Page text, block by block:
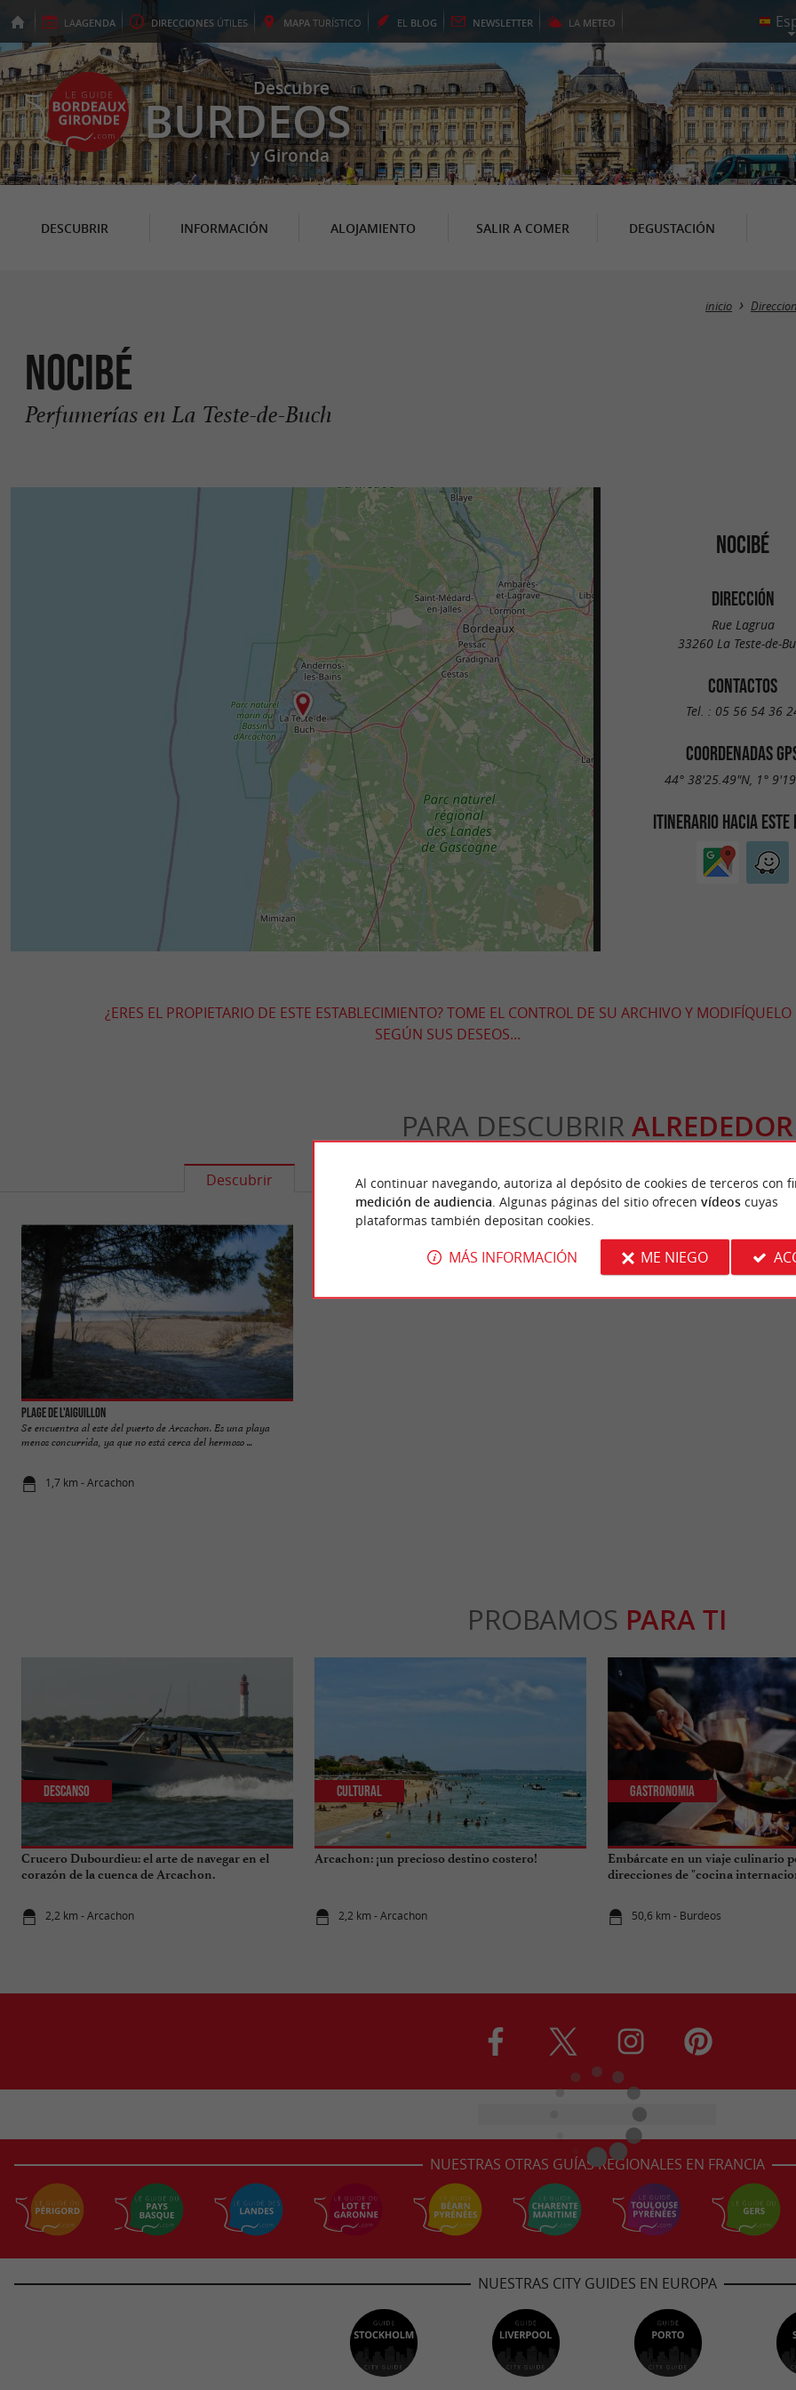
LAAGENDA DIRECCIONES ÚTILES MAPA TURÍSTICO EL BLOG NEWSLETTER LA METEO
Descubre
BURDEOS
y Gironda
DESCUBRIR INFORMACIÓN ALOJAMIENTO SALIR A COMER DEGUSTACIÓN
inicio
Nocibé
Perfumerías en La Teste-de-Buch
NOCIBÉ
DIRECCIÓN
Rue Lagrua
33260 La Teste-de-
CONTACTOS
Tel. : 05 56 54 36
COORDENADAS
44° 38'25.49"N, 1°
ITINERARIO HACIA ESTE
¿ERES EL PROPIETARIO DE ESTE ESTABLECIMIENTO? TOME EL CONTROL DE SU ARCHIVO Y MODIFÍQUELO
SEGÚN SUS DESEOS...
PARA DESCUBRIR ALREDEDOR
Descubrir Información Alojamiento Salir a comer
Plage de l'Aiguillon
Se encuentra al este del puerto de Arcachon. Es una playa
menos concurrida, ya que no está cerca del hermoso ...
1,7 km - Arcachon
PROBAMOS PARA TI
Crucero Dubourdieu: el arte de navegar en el
corazón de la cuenca de Arcachon.
2,2 km - Arcachon
Descanso
Arcachon: ¡un precioso destino costero!
2,2 km - Arcachon
Cultural
Embárcate en un viaje culinario
direcciones de "cocina
50,6 km - Burdeos
Gastronomia
NUESTRAS OTRAS GUÍAS REGIONALES EN FRANCIA
NUESTRAS CITY GUIDES EN EUROPA
Al continuar navegando, autoriza al depósito de cookies de terceros con
medición de audiencia . Algunas páginas del sitio ofrecen vídeoscuyas
plataformas también depositan cookies.
MÁS INFORMACIÓN ME NIEGO